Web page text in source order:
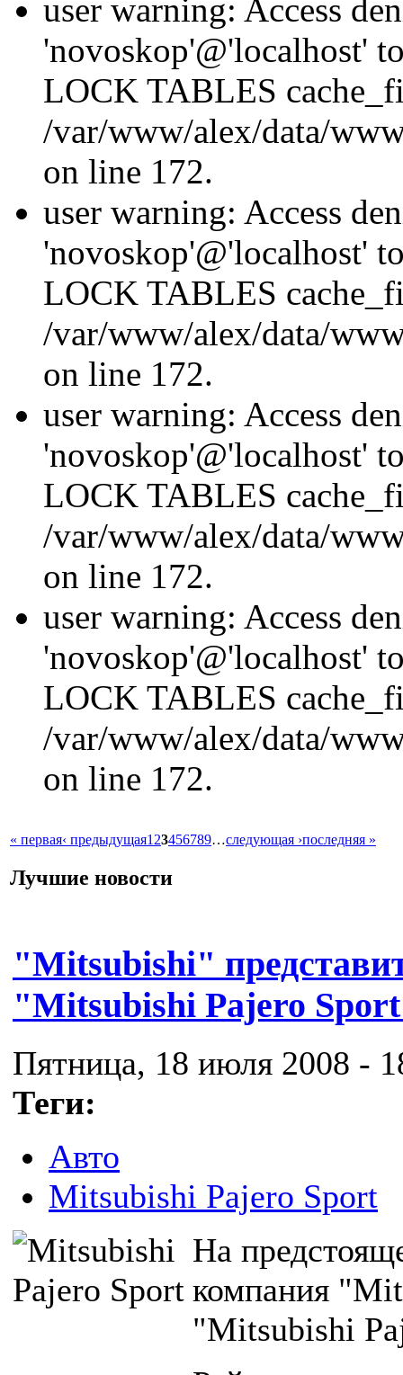
user warning: Access
'novoskop'@'localhost'
LOCK TABLES
/var/www/alex/data/
on line 172.
user warning: Access
'novoskop'@'localhost'
LOCK TABLES
/var/www/alex/data/
on line 172.
user warning: Access
'novoskop'@'localhost'
LOCK TABLES
/var/www/alex/data/
on line 172.
user warning: Access
'novoskop'@'localhost'
LOCK TABLES
/var/www/alex/data/
on line 172.
« первая‹ предыдущая1 23456789…следующая ›последняя »
Лучшие новости
"Mitsubishi"
"Mitsubishi Pajero
Пятница, 18 июля 2008 -
Теги:
Авто
Mitsubishi Pajero Sport
На
компания
"Mitsubishi